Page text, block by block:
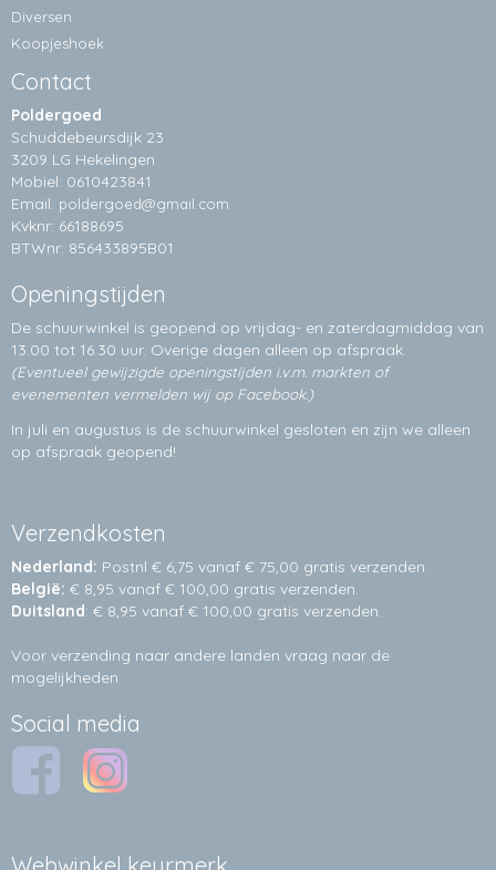
Diversen
Koopjeshoek
Contact
Poldergoed
Schuddebeursdijk 23
3209 LG Hekelingen
Mobiel: 0610423841
Email: poldergoed@gmail.com
Kvknr: 66188695
BTWnr: 856433895B01
Openingstijden
De schuurwinkel is geopend op vrijdag- en zaterdagmiddag van
13.00 tot 16.30 uur. Overige dagen alleen op afspraak.
(Eventueel gewijzigde openingstijden i.v.m. markten of
evenementen vermelden wij op Facebook.)
In juli en augustus is de schuurwinkel gesloten en zijn we alleen
op afspraak geopend!
Verzendkosten
Nederland: Postnl € 6,75 vanaf € 75,00 gratis verzenden.
België: € 8,95 vanaf € 100,00 gratis verzenden.
Duitsland: € 8,95 vanaf € 100,00 gratis verzenden.
Voor verzending naar andere landen vraag naar de
mogelijkheden.
Social media